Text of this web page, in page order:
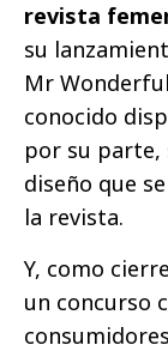
revista
su
Mr
conocido
por su parte,
diseño que
la revista.
Y, como
un concurso